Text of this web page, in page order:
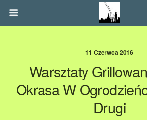
11 Czerwca 2016
Warsztaty
Okrasa W
Drugi